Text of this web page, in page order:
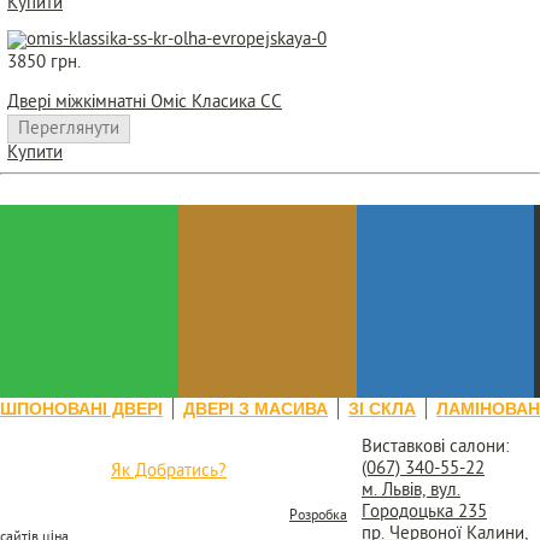
3850 грн.
Двері міжкімнатні Оміс Класика СС
Переглянути
Купити
ШПОНОВАНІ ДВЕРІ ДВЕРІ З МАСИВА ЗІ СКЛА
Як Добратись?
Розробка
Виставкові салони:
(067) 340-55-22
м. Львів, вул.
Городоцька 235
пр. Червоної Калини,